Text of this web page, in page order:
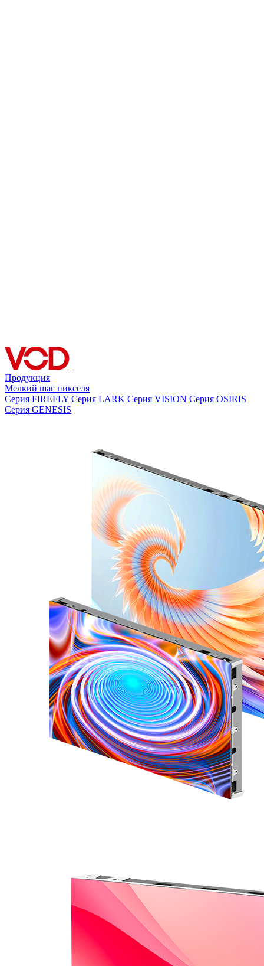
Продукция
Мелкий шаг пикселя
Серия FIREFLY Серия LARK Серия VISION Серия OSIRIS
Серия GENESIS